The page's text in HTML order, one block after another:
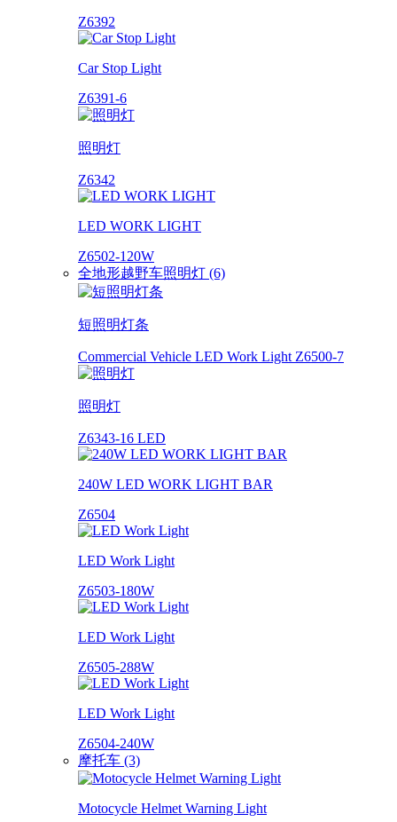
Z6392
Car Stop Light
Z6391-6
照明灯
Z6342
LED WORK LIGHT
Z6502-120W
全地形越野车照明灯 (6)
短照明灯条
Commercial Vehicle LED Work Light Z6500-7
照明灯
Z6343-16 LED
240W LED WORK LIGHT BAR
Z6504
LED Work Light
Z6503-180W
LED Work Light
Z6505-288W
LED Work Light
Z6504-240W
摩托车 (3)
Motocycle Helmet Warning Light